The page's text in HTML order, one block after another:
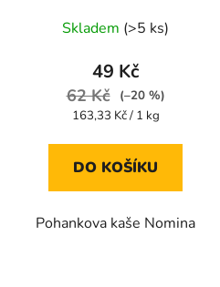
Skladem (>5 ks)
49 Kč
62 Kč
(–20 %)
Měrná
163,33 Kč / 1 kg
DO KOŠÍKU
Pohankova kaše Nomina